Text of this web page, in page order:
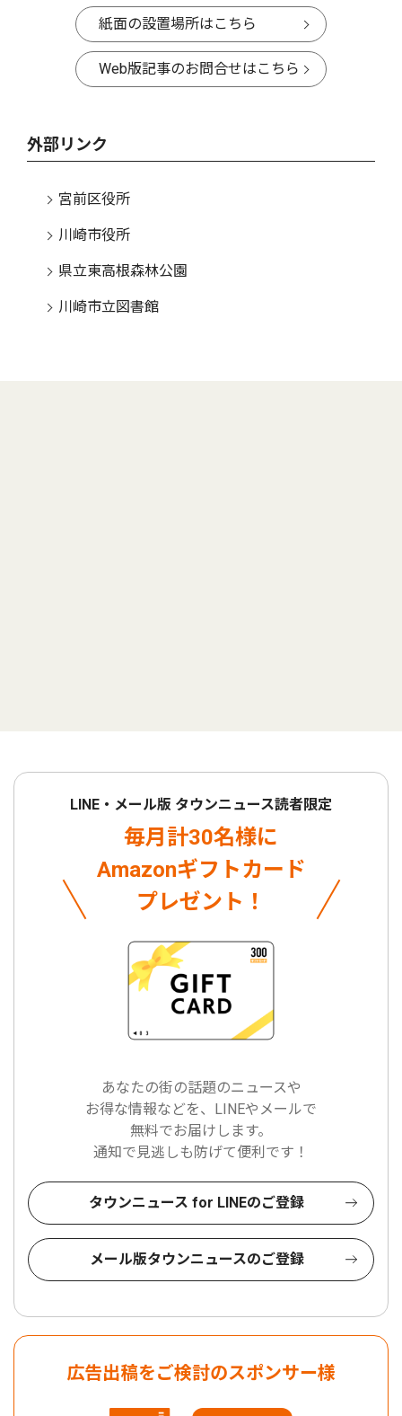
紙面の設置場所はこちら
Web版記事のお問合せはこちら
外部リンク
宮前区役所
川崎市役所
県立東高根森林公園
川崎市立図書館
LINE・メール版 タウンニュース読者限定
毎月計30名様に
Amazonギフトカード
プレゼント！
あなたの街の話題のニュースや
お得な情報などを、LINEやメールで
無料でお届けします。
通知で見逃しも防げて便利です！
タウンニュース for LINEのご登録
メール版タウンニュースのご登録
広告出稿をご検討のスポンサー様